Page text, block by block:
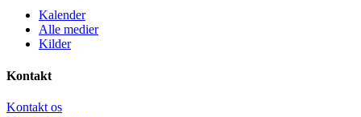
Kalender
Alle medier
Kilder
Kontakt
Kontakt os